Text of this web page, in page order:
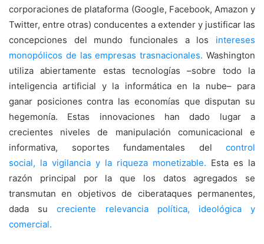
corporaciones de plataforma (Google, Facebook, Amazon y
Twitter, entre otras) conducentes a extender y justificar las
concepciones del mundo funcionales a los intereses
monopólicos de las empresas trasnacionales. Washington
utiliza abiertamente estas tecnologías –sobre todo la
inteligencia artificial y la informática en la nube– para
ganar posiciones contra las economías que disputan su
hegemonía. Estas innovaciones han dado lugar a
crecientes niveles de manipulación comunicacional e
informativa, soportes fundamentales del control
social, la vigilancia y la riqueza monetizable. Esta es la
razón principal por la que los datos agregados se
transmutan en objetivos de ciberataques permanentes,
dada sucreciente relevanciapolítica, ideológica y
comercial.